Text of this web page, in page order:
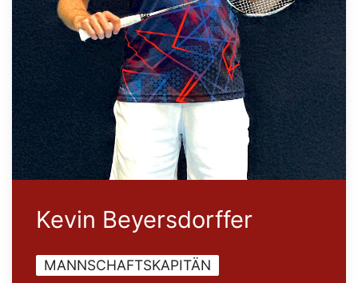
Kevin Beyersdorffer
MANNSCHAFTSKAPITÄN